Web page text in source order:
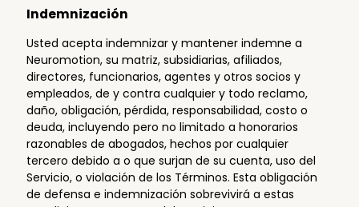
Indemnización
Usted acepta indemnizar y mantener indemne a
Neuromotion, su matriz, subsidiarias, afiliados,
directores, funcionarios, agentes y otros socios y
empleados, de y contra cualquier y todo reclamo,
daño, obligación, pérdida, responsabilidad, costo o
deuda, incluyendo pero no limitado a honorarios
razonables de abogados, hechos por cualquier
tercero debido a o que surjan de su cuenta, uso del
Servicio, o violación de los Términos. Esta obligación
de defensa e indemnización sobrevivirá a estas